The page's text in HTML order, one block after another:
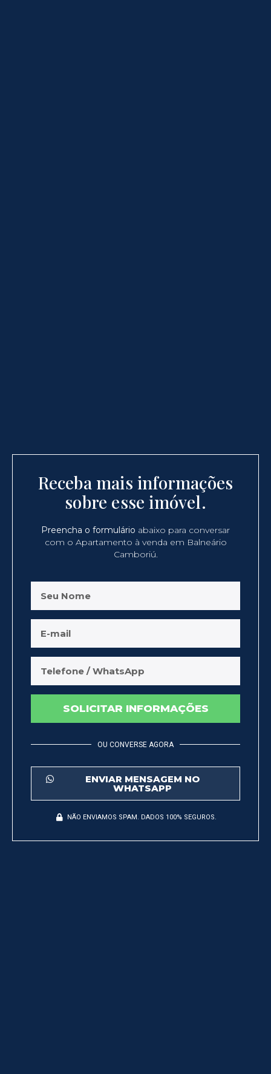
Receba mais informações
sobre esse imóvel.
Preencha o formulário abaixo para conversar
com o Apartamento à venda em Balneário
Camboriú.
SOLICITAR INFORMAÇÕES
OU CONVERSE AGORA
ENVIAR MENSAGEM NO
WHATSAPP
NÃO ENVIAMOS SPAM. DADOS 100% SEGUROS.